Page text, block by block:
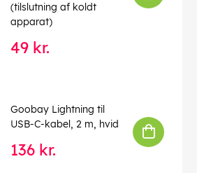
(tilslutning af koldt
apparat)
49 kr.
Goobay Lightning til
USB-C-kabel, 2 m, hvid
136 kr.